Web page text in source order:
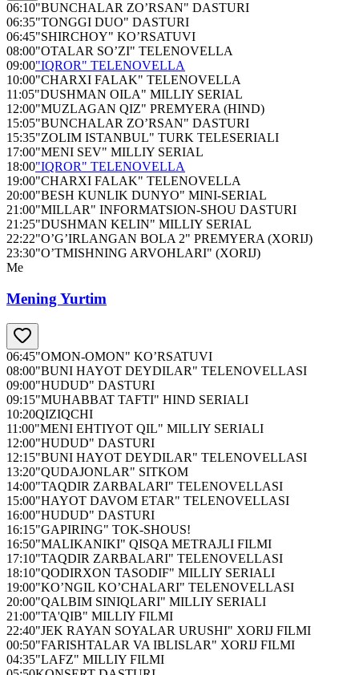
06:10"BUNCHALAR ZO’RSAN" DASTURI
06:35"TONGGI DUO" DASTURI
06:45"SHIRCHOY" KO’RSATUVI
08:00"OTALAR SO’ZI" TELENOVELLA
09:00"IQROR" TELENOVELLA
10:00"CHARXI FALAK" TELENOVELLA
11:05"DUSHMAN OILA" MILLIY SERIAL
12:00"MUZLAGAN QIZ" PREMYERA (HIND)
15:05"BUNCHALAR ZO’RSAN" DASTURI
15:35"ZOLIM ISTANBUL" TURK TELESERIALI
17:00"MENI SEV" MILLIY SERIAL
18:00"IQROR" TELENOVELLA
19:00"CHARXI FALAK" TELENOVELLA
20:00"BESH KUNLIK DUNYO" MINI-SERIAL
21:00"MILLAR" INFORMATSION-SHOU DASTURI
21:25"DUSHMAN KELIN" MILLIY SERIAL
22:22"O’G’IRLANGAN BOLA 2" PREMYERA (XORIJ)
23:30"O’TMISHNING ARVOHLARI" (XORIJ)
Me
Mening Yurtim
06:45"OMON-OMON" KO’RSATUVI
08:00"BUNI HAYOT DEYDILAR" TELENOVELLASI
09:00"HUDUD" DASTURI
09:15"MUHABBAT TAFTI" HIND SERIALI
10:20QIZIQCHI
11:00"MENI EHTIYOT QIL" MILLIY SERIALI
12:00"HUDUD" DASTURI
12:15"BUNI HAYOT DEYDILAR" TELENOVELLASI
13:20"QUDAJONLAR" SITKOM
14:00"TAQDIR ZARBALARI" TELENOVELLASI
15:00"HAYOT DAVOM ETAR" TELENOVELLASI
16:00"HUDUD" DASTURI
16:15"GAPIRING" TOK-SHOUS!
16:50"MALIKANIKI" QISQA METRAJLI FILMI
17:10"TAQDIR ZARBALARI" TELENOVELLASI
18:10"QODIRXON TASODIF" MILLIY SERIALI
19:00"KO’NGIL KO’CHALARI" TELENOVELLASI
20:00"QALBIM SINIQLARI" MILLIY SERIALI
21:00"TA'QIB" MILLIY FILMI
22:40"JEK RAYAN SOYALAR URUSHI" XORIJ FILMI
00:50"FARISHTALAR VA IBLISLAR" XORIJ FILMI
04:35"LAFZ" MILLIY FILMI